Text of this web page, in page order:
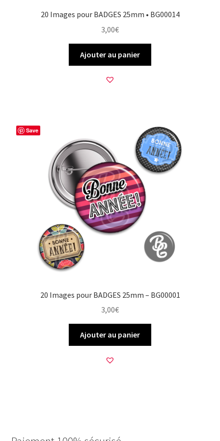
20 Images pour BADGES 25mm • BG00014
3,00€
Ajouter au panier
Save
20 Images pour BADGES 25mm – BG00001
3,00€
Ajouter au panier